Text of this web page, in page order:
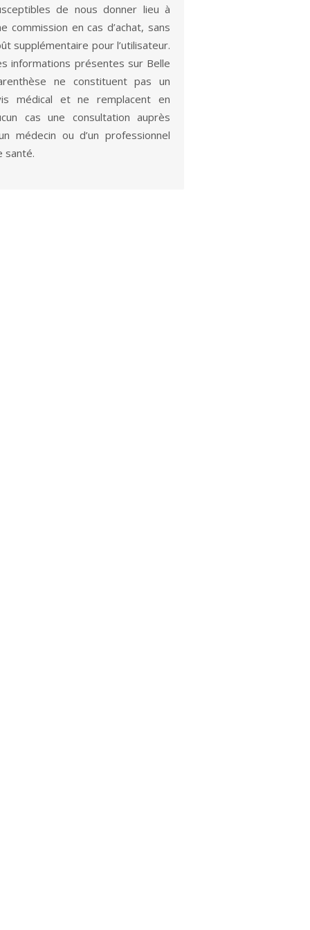
de nous donner lieu à
commission en cas d’achat, sans
supplémentaire pour l’utilisateur.
informations présentes sur Belle
ne constituent pas un
médical et ne remplacent en
cas une consultation auprès
médecin ou d’un professionnel
santé.